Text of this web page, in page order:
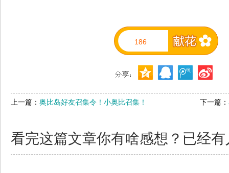
186
上一篇： 奥比岛好友召集令！小奥比召集！ 下一篇：
看完这篇文章你有啥感想？已经有